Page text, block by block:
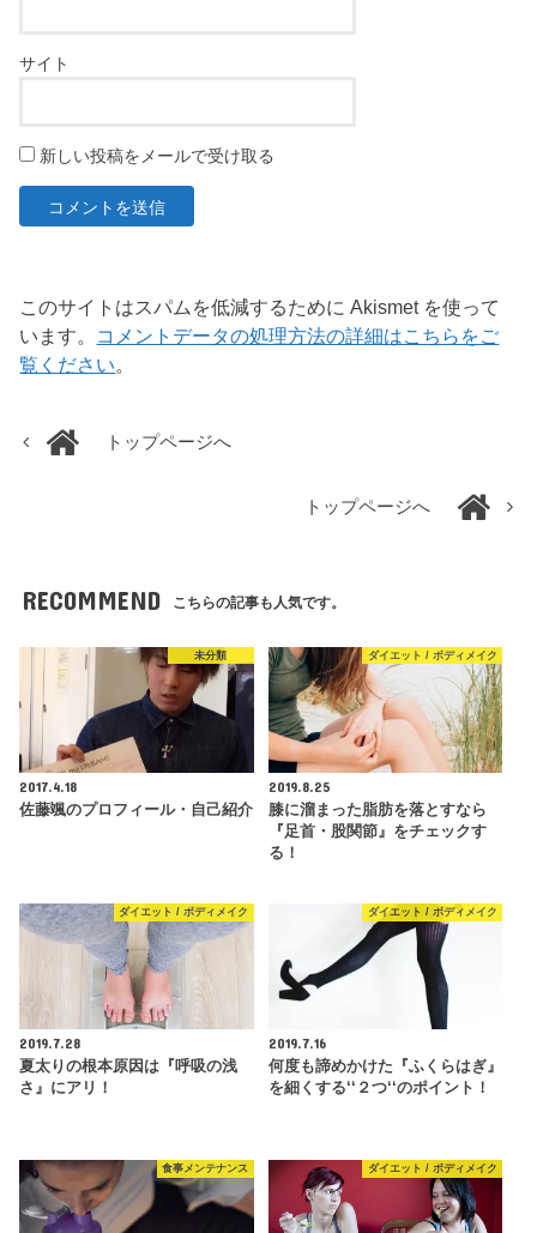
サイト
新しい投稿をメールで受け取る
このサイトはスパムを低減するために Akismet を使って
います。 コメントデータの処理方法の詳細はこちらをご
覧ください。
トップページへ
トップページへ
RECOMMEND こちらの記事も人気です。
未分類
2017.4.18
佐藤颯のプロフィール・自己紹介
ダイエット / ボディメイク
2019.8.25
膝に溜まった脂肪を落とすなら
『足首・股関節』をチェックす
る！
ダイエット / ボディメイク
2019.7.28
夏太りの根本原因は『呼吸の浅
さ』にアリ！
ダイエット / ボディメイク
2019.7.16
何度も諦めかけた『ふくらはぎ』
を細くする‘‘２つ‘‘のポイント！
食事メンテナンス ダイエット / ボディメイク